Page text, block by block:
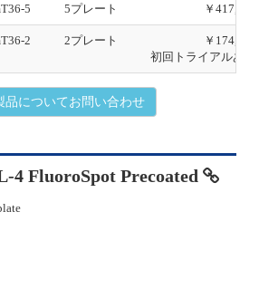
5 5プレート ￥417,000
2 2プレート
￥174,000
初回トライアルあり
品についてお問い合わせ
4 FluoroSpot Precoated